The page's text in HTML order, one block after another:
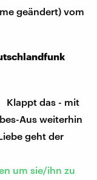
geändert) vom
Klappt das - mit
Aus weiterhin
geht der
um sie/ihn zu